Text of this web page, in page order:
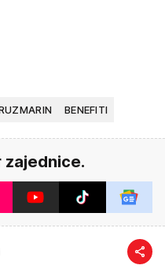
BENEFITI
zajednice.